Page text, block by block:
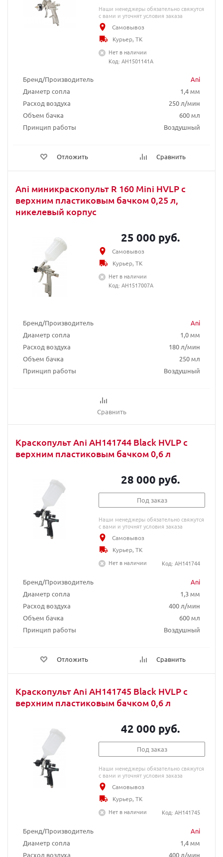
Бренд/Производитель
Ani
Диаметр сопла
1,4 мм
Расход воздуха
250 л/мин
Объем бачка
600 мл
Принцип работы
Воздушный
Отложить Сравнить
Наши менеджеры обязательно свяжутся
с вами и уточнят условия заказа
Самовывоз
Курьер, ТК
Нет в наличии
Код: AH1501141A
Ani миникраскопульт R 160 Mini HVLP с
верхним пластиковым бачком 0,25 л,
никелевый корпус
Бренд/Производитель
Ani
Диаметр сопла
1,0 мм
Расход воздуха
180 л/мин
Объем бачка
250 мл
Принцип работы
Воздушный
Сравнить
25 000 руб.
Самовывоз
Курьер, ТК
Нет в наличии
Код: AH1517007A
Краскопульт Ani AH141744 Black HVLP с
верхним пластиковым бачком 0,6 л
Бренд/Производитель
Ani
Диаметр сопла
1,3 мм
Расход воздуха
400 л/мин
Объем бачка
600 мл
Принцип работы
Воздушный
Отложить Сравнить
28 000 руб.
Под заказ
Наши менеджеры обязательно свяжутся
с вами и уточнят условия заказа
Самовывоз
Курьер, ТК
Нет в наличии
Код: AH141744
Краскопульт Ani AH141745 Black HVLP с
верхним пластиковым бачком 0,6 л
Бренд/Производитель
Ani
Диаметр сопла
1,4 мм
Расход воздуха
400 л/мин
42 000 руб.
Под заказ
Наши менеджеры обязательно свяжутся
с вами и уточнят условия заказа
Самовывоз
Курьер, ТК
Нет в наличии
Код: AH141745